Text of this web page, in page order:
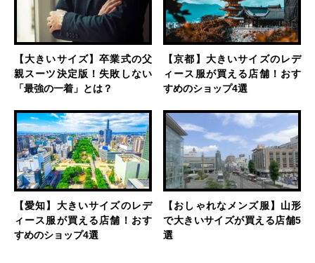
【大きいサイズ】卒業式の父
親スーツ決定版！失敗しない
「最強の一着」とは？
【京都】大きいサイズのレデ
ィース服が買える店舗！おす
すめのショップ4選
【愛知】大きいサイズのレデ
ィース服が買える店舗！おす
すめのショップ4選
【おしゃれなメンズ服】山形
で大きいサイズが買える店舗5
選